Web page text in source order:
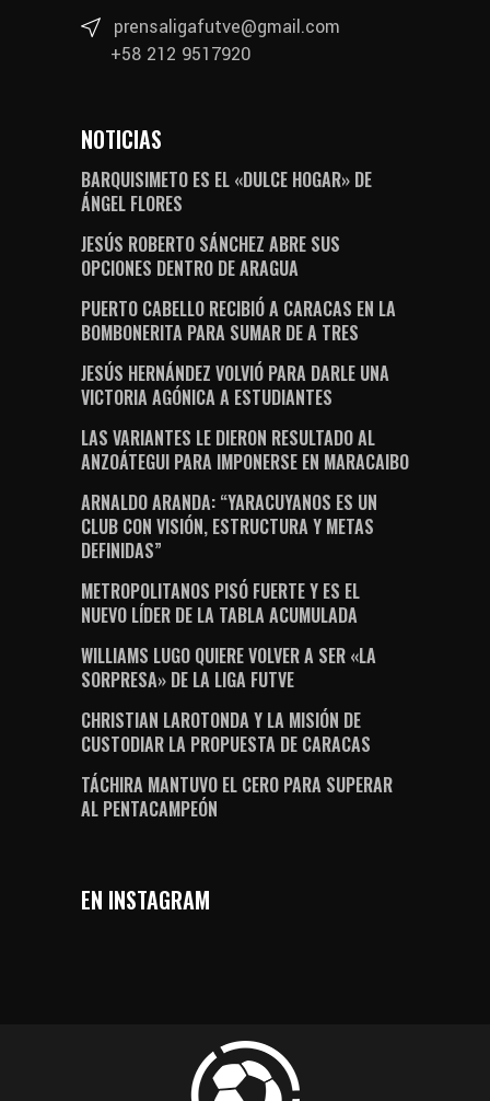
prensaligafutve@gmail.com
+58 212 9517920
NOTICIAS
BARQUISIMETO ES EL «DULCE HOGAR» DE
ÁNGEL FLORES
JESÚS ROBERTO SÁNCHEZ ABRE SUS
OPCIONES DENTRO DE ARAGUA
PUERTO CABELLO RECIBIÓ A CARACAS EN LA
BOMBONERITA PARA SUMAR DE A TRES
JESÚS HERNÁNDEZ VOLVIÓ PARA DARLE UNA
VICTORIA AGÓNICA A ESTUDIANTES
LAS VARIANTES LE DIERON RESULTADO AL
ANZOÁTEGUI PARA IMPONERSE EN MARACAIBO
ARNALDO ARANDA: “YARACUYANOS ES UN
CLUB CON VISIÓN, ESTRUCTURA Y METAS
DEFINIDAS”
METROPOLITANOS PISÓ FUERTE Y ES EL
NUEVO LÍDER DE LA TABLA ACUMULADA
WILLIAMS LUGO QUIERE VOLVER A SER «LA
SORPRESA» DE LA LIGA FUTVE
CHRISTIAN LAROTONDA Y LA MISIÓN DE
CUSTODIAR LA PROPUESTA DE CARACAS
TÁCHIRA MANTUVO EL CERO PARA SUPERAR
AL PENTACAMPEÓN
EN INSTAGRAM